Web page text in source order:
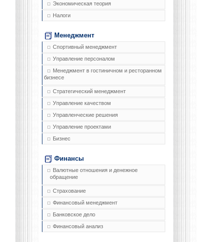
Экономическая теория
Налоги
Менеджмент
Спортивный менеджмент
Управление персоналом
Менеджмент в гостиничном и ресторанном
бизнесе
Стратегический менеджмент
Управление качеством
Управленческие решения
Управление проектами
Бизнес
Финансы
Валютные отношения и денежное
обращение
Страхование
Финансовый менеджмент
Банковское дело
Финансовый анализ